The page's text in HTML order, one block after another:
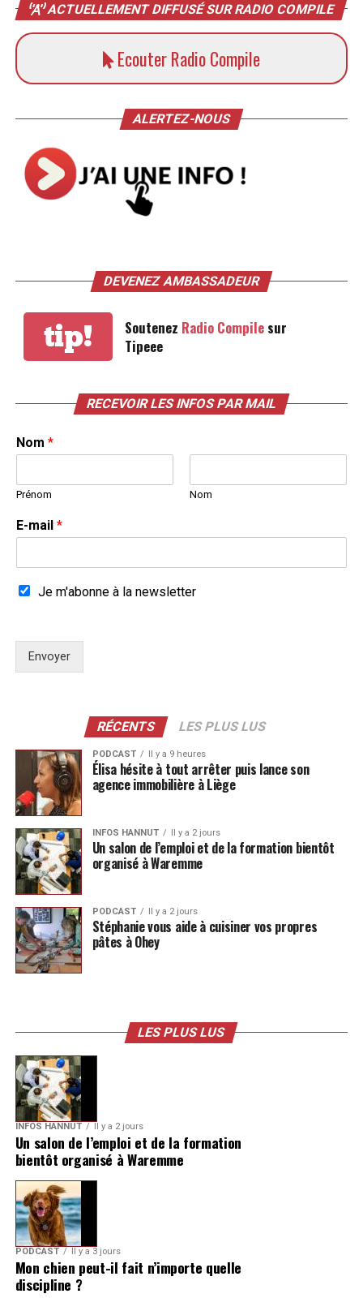
ACTUELLEMENT DIFFUSÉ SUR RADIO COMPILE
Ecouter Radio Compile
ALERTEZ-NOUS
DEVENEZ AMBASSADEUR
tip! Soutenez Radio Compilesur
Tipeee
RECEVOIR LES INFOS PAR MAIL
Nom *
Prénom Nom
E-mail *
Je m'abonne à la newsletter
Envoyer
RÉCENTS LES PLUS LUS
PODCAST Il y a 9 heures
Élisa hésite à tout arrêter puis lance son
agence immobilière à Liège
INFOS HANNUT Il y a 2 jours
Un salon de l’emploi et de la formation bientôt
organisé à Waremme
PODCAST Il y a 2 jours
Stéphanie vous aide à cuisiner vos propres
pâtes à Ohey
LES PLUS LUS
INFOS HANNUT Il y a 2 jours
Un salon de l’emploi et de la formation
bientôt organisé à Waremme
PODCAST Il y a 3 jours
Mon chien peut-il fait n’importe quelle
discipline ?